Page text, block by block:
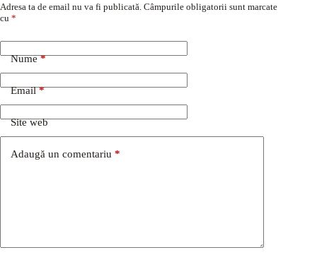
Adresa ta de email nu va fi publicată. Câmpurile obligatorii sunt marcate
cu *
Nume*
Email*
Site web
Adaugă un comentariu *